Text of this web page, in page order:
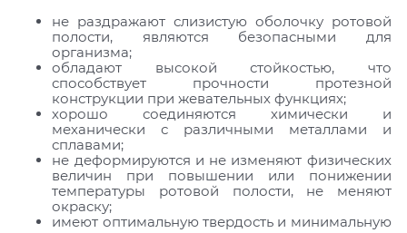
не раздражают слизистую оболочку ротовой
полости, являются безопасными для
организма;
обладают высокой стойкостью, что
способствует прочности протезной
конструкции при жевательных функциях;
хорошо соединяются химически и
механически с различными металлами и
сплавами;
не деформируются и не изменяют физических
величин при повышении или понижении
температуры ротовой полости, не меняют
окраску;
имеют оптимальную твердость и минимальную